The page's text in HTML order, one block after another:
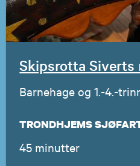
Skipsrotta Siverts
Barnehage og 1.-4.-
TRONDHJEMS
45 minutter